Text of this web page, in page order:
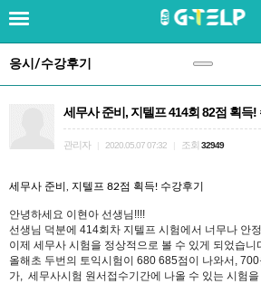
×
로그인|회원가입
지텔프란?
단과강좌
응시/수강후기
세무사 준비, 지텔프 414회 82점 획득!
관리자 2020.05.07 07:32 조회 32949
세무사 준비, 지텔프 82점 획득! 수강후기
안녕하세요 이현아 선생님!!!!
선생님 덕분에 414회차 지텔프 시험에서 너무나 안
이제 세무사 시험을 정상적으로 볼 수 있게 되었습니
올해초 두번의 토익시험이 680 685점이 나와서,
가, 세무사시험 원서접수기간에 나올 수 있는 시험